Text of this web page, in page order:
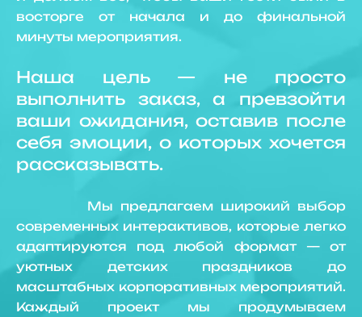
восторге от начала и до финальной
минуты мероприятия.
Наша цель — не просто
выполнить заказ, а превзойти
ваши ожидания, оставив после
себя эмоции, о которых хочется
рассказывать.
Мы предлагаем широкий выбор
современных интерактивов, которые легко
адаптируются под любой формат — от
уютных детских праздников до
масштабных корпоративных мероприятий.
Каждый проект мы продумываем